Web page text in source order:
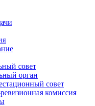
совет
орган
совет
комиссия